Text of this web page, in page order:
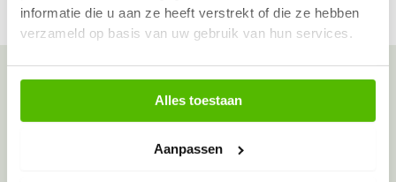
informatie die u aan ze heeft verstrekt of die ze hebben
verzameld op basis van uw gebruik van hun services.
Alles toestaan
Aanpassen
Meer inzamelpunten in de buurt
inzamelpunten in het hele land,